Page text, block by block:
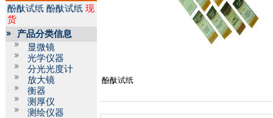
酚酞试纸 酚酞试纸 现
货
产品分类信息
显微镜
光学仪器
分光光度计
放大镜
衡器
测厚仪
测绘仪器
酚酞试纸